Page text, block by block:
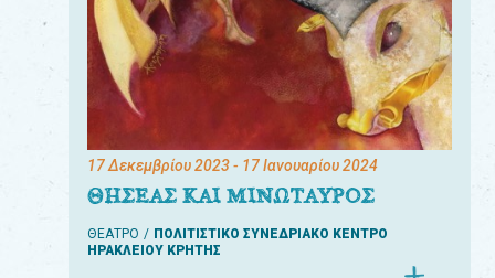
17 Δεκεμβρίου 2023- 17 Ιανουαρίου 2024
ΘΗΣΕΑΣ ΚΑΙ ΜΙΝΩΤΑΥΡΟΣ
ΘΕΑΤΡΟ
ΠΟΛΙΤΙΣΤΙΚΟ ΣΥΝΕΔΡΙΑΚΟ ΚΕΝΤΡΟ
ΗΡΑΚΛΕΙΟΥ ΚΡΗΤΗΣ